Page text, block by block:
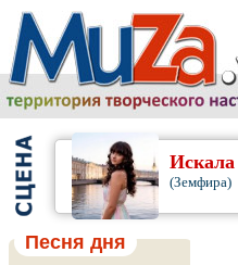
Искала
(Земфира)
Песня дня